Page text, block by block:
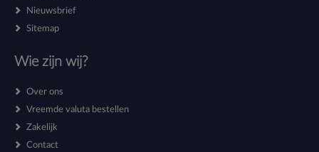
Nieuwsbrief
Sitemap
Wie zijn wij?
Over ons
Vreemde valuta bestellen
Zakelijk
Contact